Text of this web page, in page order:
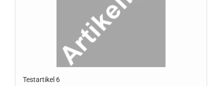
Te­st­ar­ti­kel 6